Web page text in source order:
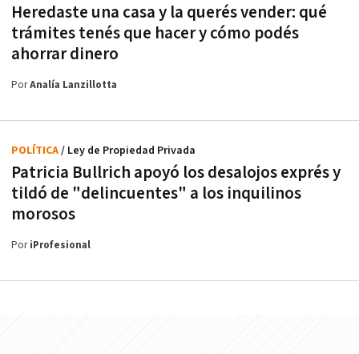
Heredaste una casa y la querés vender: qué
trámites tenés que hacer y cómo podés
ahorrar dinero
PorAnalía Lanzillotta
Patricia Bullrich apoyó los desalojos exprés y
tildó de "delincuentes" a los inquilinos
morosos
POLÍTICA/ Ley de Propiedad Privada
PoriProfesional